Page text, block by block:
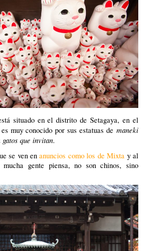
situado en el distrito de Setagaya, en el
muy conocido por sus estatuas de maneki
gatos que invitan.
se ven enanuncios como los de Mixta y al
gente piensa, no son chinos, sino